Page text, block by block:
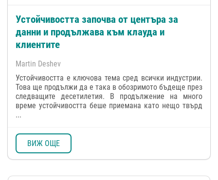
Устойчивостта започва от центъра за
данни и продължава към клауда и
клиентите
Martin Deshev
Устойчивостта е ключова тема сред всички индустрии.
Това ще продължи да е така в обозримото бъдеще през
следващите десетилетия. В продължение на много
време устойчивостта беше приемана като нещо твърд
...
ВИЖ ОЩЕ